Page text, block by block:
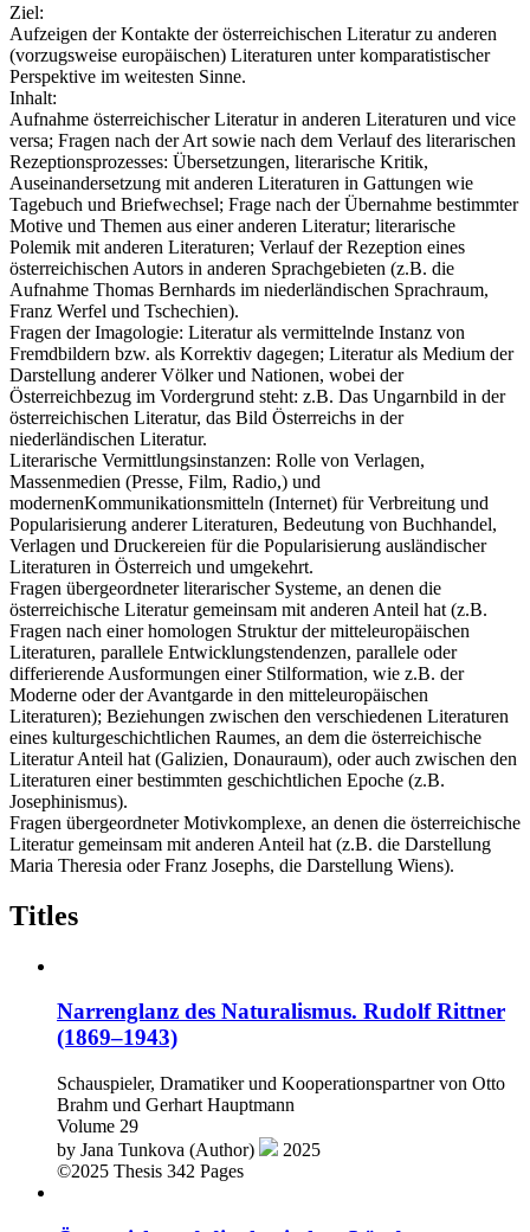
Ziel:
Aufzeigen der Kontakte der österreichischen Literatur zu anderen
(vorzugsweise europäischen) Literaturen unter komparatistischer
Perspektive im weitesten Sinne.
Inhalt:
Aufnahme österreichischer Literatur in anderen Literaturen und vice
versa; Fragen nach der Art sowie nach dem Verlauf des literarischen
Rezeptionsprozesses: Übersetzungen, literarische Kritik,
Auseinandersetzung mit anderen Literaturen in Gattungen wie
Tagebuch und Briefwechsel; Frage nach der Übernahme bestimmter
Motive und Themen aus einer anderen Literatur; literarische
Polemik mit anderen Literaturen; Verlauf der Rezeption eines
österreichischen Autors in anderen Sprachgebieten (z.B. die
Aufnahme Thomas Bernhards im niederländischen Sprachraum,
Franz Werfel und Tschechien).
Fragen der Imagologie: Literatur als vermittelnde Instanz von
Fremdbildern bzw. als Korrektiv dagegen; Literatur als Medium der
Darstellung anderer Völker und Nationen, wobei der
Österreichbezug im Vordergrund steht: z.B. Das Ungarnbild in der
österreichischen Literatur, das Bild Österreichs in der
niederländischen Literatur.
Literarische Vermittlungsinstanzen: Rolle von Verlagen,
Massenmedien (Presse, Film, Radio,) und
modernenKommunikationsmitteln (Internet) für Verbreitung und
Popularisierung anderer Literaturen, Bedeutung von Buchhandel,
Verlagen und Druckereien für die Popularisierung ausländischer
Literaturen in Österreich und umgekehrt.
Fragen übergeordneter literarischer Systeme, an denen die
österreichische Literatur gemeinsam mit anderen Anteil hat (z.B.
Fragen nach einer homologen Struktur der mitteleuropäischen
Literaturen, parallele Entwicklungstendenzen, parallele oder
differierende Ausformungen einer Stilformation, wie z.B. der
Moderne oder der Avantgarde in den mitteleuropäischen
Literaturen); Beziehungen zwischen den verschiedenen Literaturen
eines kulturgeschichtlichen Raumes, an dem die österreichische
Literatur Anteil hat (Galizien, Donauraum), oder auch zwischen den
Literaturen einer bestimmten geschichtlichen Epoche (z.B.
Josephinismus).
Fragen übergeordneter Motivkomplexe, an denen die österreichische
Literatur gemeinsam mit anderen Anteil hat (z.B. die Darstellung
Maria Theresia oder Franz Josephs, die Darstellung Wiens).
Titles
Narrenglanz des Naturalismus. Rudolf Rittner
(1869–1943)
Schauspieler, Dramatiker und Kooperationspartner von Otto
Brahm und Gerhart Hauptmann
Volume 29
by Jana Tunkova (Author)
2025
©2025 Thesis 342 Pages